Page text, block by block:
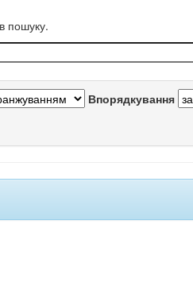
пошуку.
Впорядкування